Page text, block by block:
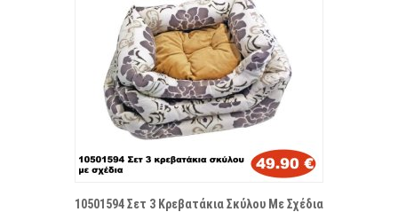
10501594 Σετ 3 Κρεβατάκια Σκύλου Με Σχέδια